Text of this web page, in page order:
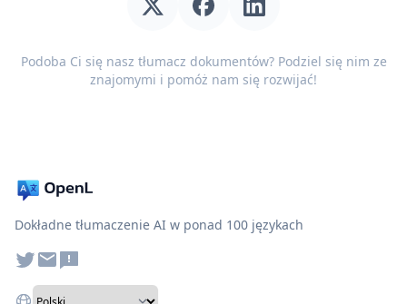
Podoba Ci się nasz tłumacz dokumentów? Podziel się nim ze
znajomymi i pomóż nam się rozwijać!
Dokładne tłumaczenie AI w ponad 100 językach